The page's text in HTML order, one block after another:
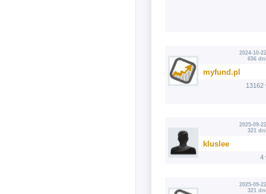
2024-10-
656
myfund.pl
13162
2025-09-
321
kluslee
4
2025-09-
321